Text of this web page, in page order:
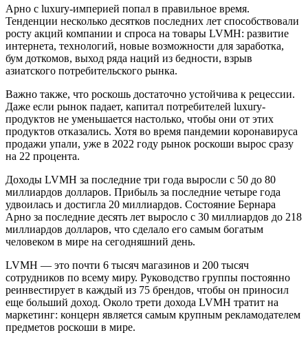
Арно с luxury-империей попал в правильное время.
Тенденции несколько десятков последних лет способствовали
росту акций компании и спроса на товары LVMH: развитие
интернета, технологий, новые возможности для заработка,
бум доткомов, выход ряда наций из бедности, взрыв
азиатского потребительского рынка.
Важно также, что роскошь достаточно устойчива к рецессии.
Даже если рынок падает, капитал потребителей luxury-
продуктов не уменьшается настолько, чтобы они от этих
продуктов отказались. Хотя во время пандемии коронавируса
продажи упали, уже в 2022 году рынок роскоши вырос сразу
на 22 процента.
Доходы LVMH за последние три года выросли с 50 до 80
миллиардов долларов. Прибыль за последние четыре года
удвоилась и достигла 20 миллиардов. Состояние Бернара
Арно за последние десять лет выросло с 30 миллиардов до 218
миллиардов долларов, что сделало его самым богатым
человеком в мире на сегодняшний день.
LVMH — это почти 6 тысяч магазинов и 200 тысяч
сотрудников по всему миру. Руководство группы постоянно
реинвестирует в каждый из 75 брендов, чтобы он приносил
еще больший доход. Около трети дохода LVMH тратит на
маркетинг: концерн является самым крупным рекламодателем
предметов роскоши в мире.